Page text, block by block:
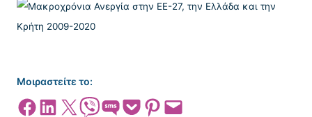
Μοιραστείτε το:
Share on Facebook
Share on LinkedIn
Share on X Share on ViberShare on SMSShare on Pocket
Share on Pinterest
Email this Page